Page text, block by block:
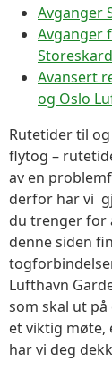
Avganger
Avganger
Storeskard
Avansert
og Oslo
Rutetider til
flytog –
av en
derfor har vi
du trenger for
denne siden
Lufthavn
som skal ut
et viktig møte,
har vi deg